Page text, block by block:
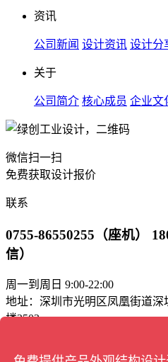
资讯
公司新闻 设计资讯 设计分
关于
公司简介 核心成员 企业文
微信扫一扫
免费获取设计报价
联系
0755-86550255（座机）
信）
周一到周日 9:00-22:00
地址：深圳市光明区凤凰街道
楼2503